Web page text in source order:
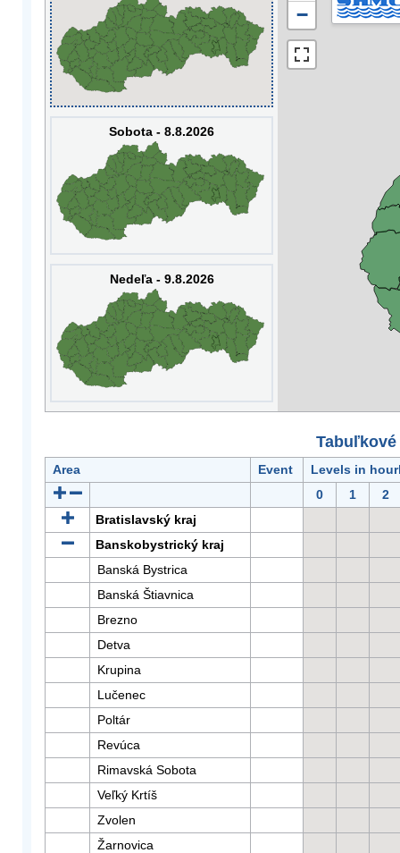
Sobota - 8.8.2026
Nedeľa - 9.8.2026
−
Area Event
Levels in
0
1
2
Bratislavský kraj
Banskobystrický kraj
Banská Bystrica
Banská Štiavnica
Brezno
Detva
Krupina
Lučenec
Poltár
Revúca
Rimavská Sobota
Veľký Krtíš
Zvolen
Žarnovica